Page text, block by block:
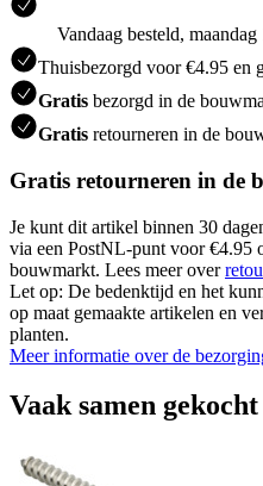
Vandaag besteld,
Thuisbezorgd voor €4.95 en
Gratis bezorgd in de
Gratis retourneren in de
Gratis retourneren in de
Je kunt dit artikel binnen 30
via een PostNL-punt voor €4.95
bouwmarkt. Lees meer over
Let op: De bedenktijd en het
op maat gemaakte artikelen en
planten.
Meer informatie over de
Vaak samen gekocht